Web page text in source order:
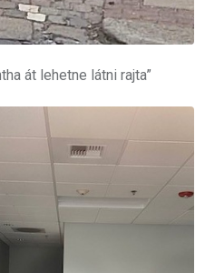
át lehetne látni rajta”